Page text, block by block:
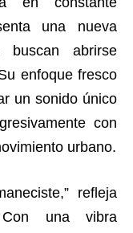
una nueva
buscan abrirse
enfoque fresco
un sonido único
con
urbano.
refleja
Con una vibra